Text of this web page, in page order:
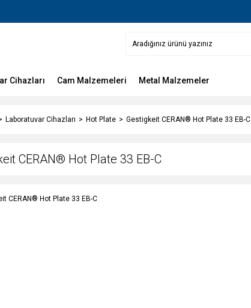
Cihazları Cam Malzemeleri Metal Malzemeler
Laboratuvar Cihazları Hot Plate Gestigkeit CERAN® Hot Plate 33 EB-C
CERAN® Hot Plate 33 EB-C